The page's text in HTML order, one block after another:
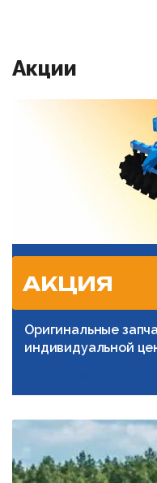
Акции
АКЦИЯ
Оригинальные
индивидуальной